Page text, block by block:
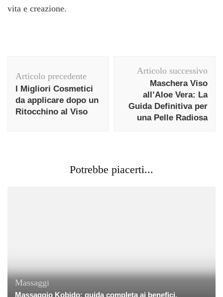
vita e creazione.
articolo
Articolo precedente
I Migliori Cosmetici
da applicare dopo un
Ritocchino al Viso
Articolo successivo
Maschera Viso
all’Aloe Vera: La
Guida Definitiva per
una Pelle Radiosa
Potrebbe piacerti...
Massaggi
Massaggio Kobido: guida completa ai benefici,